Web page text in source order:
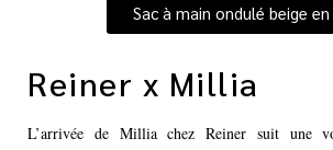
Sac à main ondulé beige
Reiner x Millia
L’arrivée de Millia chez Reiner suit une